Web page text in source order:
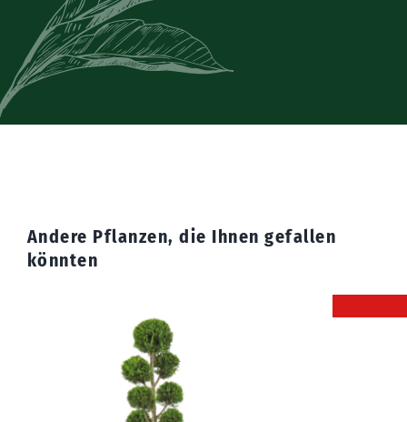
Andere Pflanzen, die Ihnen gefallen
könnten